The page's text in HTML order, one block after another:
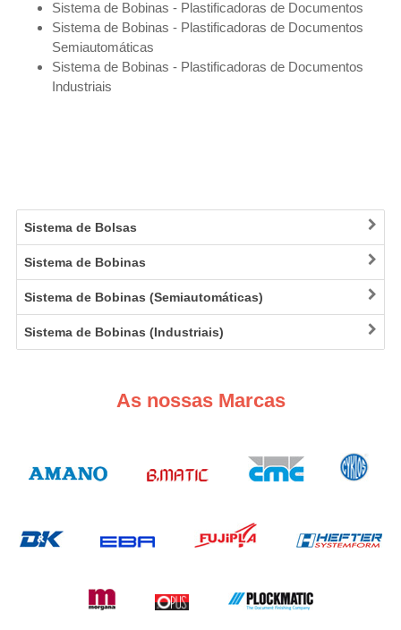
Sistema de Bobinas - Plastificadoras de Documentos
Sistema de Bobinas - Plastificadoras de Documentos
Semiautomáticas
Sistema de Bobinas - Plastificadoras de Documentos
Industriais
Sistema de Bolsas
Sistema de Bobinas
Sistema de Bobinas (Semiautomáticas)
Sistema de Bobinas (Industriais)
As nossas Marcas